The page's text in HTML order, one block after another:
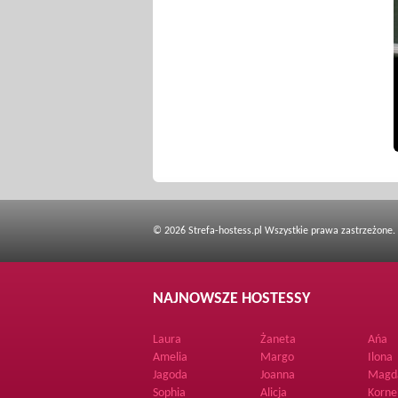
© 2026 Strefa-hostess.pl Wszystkie prawa zastrzeżone.
NAJNOWSZE HOSTESSY
Laura Żaneta Ańa
Amelia
Margo Ilona
Jagoda
Joanna
Sophia
Alicja